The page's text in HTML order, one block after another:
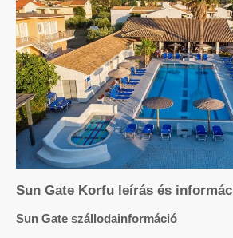
Sun Gate Korfu leírás és
Sun Gate szállodainformáció